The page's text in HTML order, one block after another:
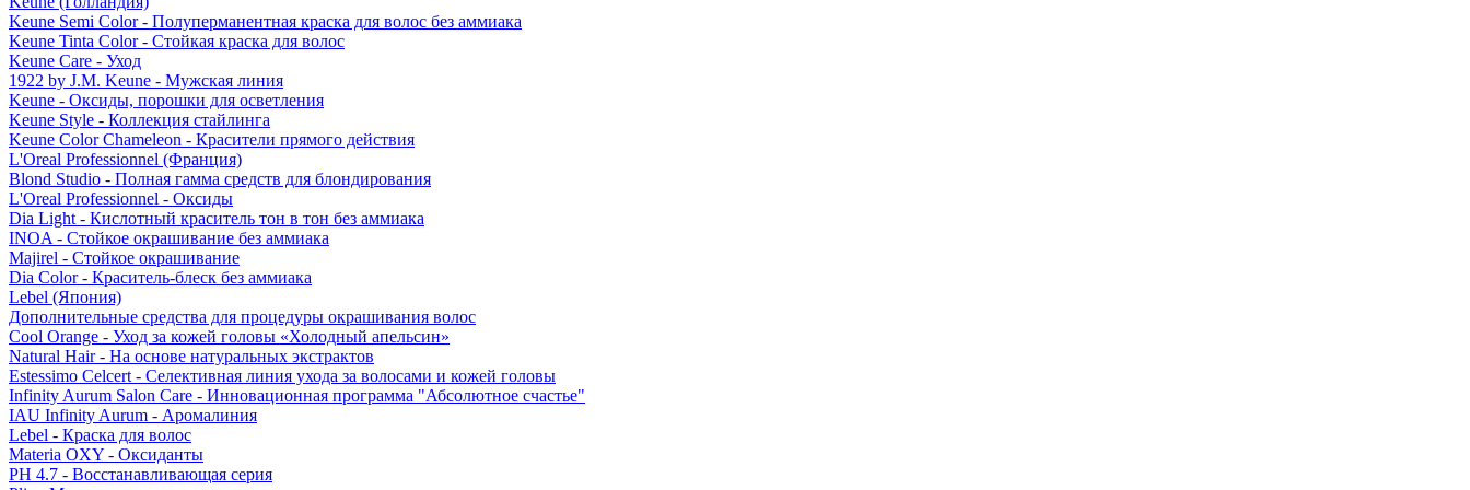
Keune Semi Color - Полуперманентная краска для волос без аммиака
Keune Tinta Color - Стойкая краска для волос
Keune Care - Уход
1922 by J.M. Keune - Мужская линия
Keune - Оксиды, порошки для осветления
Keune Style - Коллекция стайлинга
Keune Color Chameleon - Красители прямого действия
L'Oreal Professionnel (Франция)
Blond Studio - Полная гамма средств для блондирования
L'Oreal Professionnel - Оксиды
Dia Light - Кислотный краситель тон в тон без аммиака
INOA - Стойкое окрашивание без аммиака
Majirel - Стойкое окрашивание
Dia Color - Краситель-блеск без аммиака
Lebel (Япония)
Дополнительные средства для процедуры окрашивания волос
Cool Orange - Уход за кожей головы «Холодный апельсин»
Natural Hair - На основе натуральных экстрактов
Estessimo Celcert - Селективная линия ухода за волосами и кожей головы
Infinity Aurum Salon Care - Инновационная программа "Абсолютное счастье"
IAU Infinity Aurum - Аромалиния
Lebel - Краска для волос
Materia OXY - Оксиданты
PH 4.7 - Восстанавливающая серия